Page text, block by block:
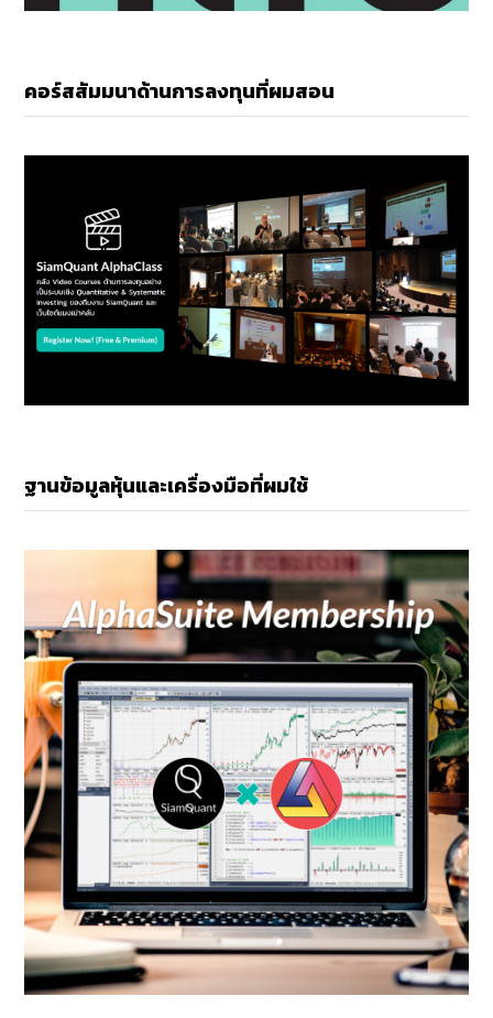
คอร์สสัมมนาด้านการลงทุนที่ผมสอน
ฐานข้อมูลหุ้นและเครื่องมือที่ผมใช้